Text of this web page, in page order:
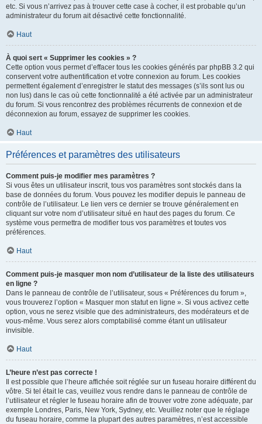
etc. Si vous n’arrivez pas à trouver cette case à cocher, il est probable qu’un
administrateur du forum ait désactivé cette fonctionnalité.
Haut
À quoi sert « Supprimer les cookies » ?
Cette option vous permet d’effacer tous les cookies générés par phpBB 3.2 qui
conservent votre authentification et votre connexion au forum. Les cookies
permettent également d’enregistrer le statut des messages (s’ils sont lus ou
non lus) dans le cas où cette fonctionnalité a été activée par un administrateur
du forum. Si vous rencontrez des problèmes récurrents de connexion et de
déconnexion au forum, essayez de supprimer les cookies.
Haut
Préférences et paramètres des utilisateurs
Comment puis-je modifier mes paramètres ?
Si vous êtes un utilisateur inscrit, tous vos paramètres sont stockés dans la
base de données du forum. Vous pouvez les modifier depuis le panneau de
contrôle de l’utilisateur. Le lien vers ce dernier se trouve généralement en
cliquant sur votre nom d’utilisateur situé en haut des pages du forum. Ce
système vous permettra de modifier tous vos paramètres et toutes vos
préférences.
Haut
Comment puis-je masquer mon nom d’utilisateur de la liste des utilisateurs
en ligne ?
Dans le panneau de contrôle de l’utilisateur, sous « Préférences du forum »,
vous trouverez l’option « Masquer mon statut en ligne ». Si vous activez cette
option, vous ne serez visible que des administrateurs, des modérateurs et de
vous-même. Vous serez alors comptabilisé comme étant un utilisateur
invisible.
Haut
L’heure n’est pas correcte !
Il est possible que l’heure affichée soit réglée sur un fuseau horaire différent du
vôtre. Si tel était le cas, veuillez vous rendre dans le panneau de contrôle de
l’utilisateur et régler le fuseau horaire afin de trouver votre zone adéquate, par
exemple Londres, Paris, New York, Sydney, etc. Veuillez noter que le réglage
du fuseau horaire, comme la plupart des autres paramètres, n’est accessible